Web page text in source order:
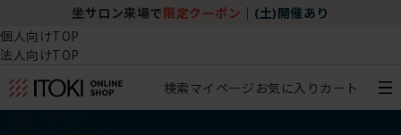
坐サロン来場で 限定クーポン (土)開催あり
個人向けTOP
法人向けTOP
検索マイページ お気に入り カート